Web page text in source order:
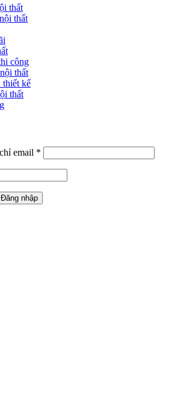
thất
thất
công
thất
thiết kế
thất
email *
Đăng nhập